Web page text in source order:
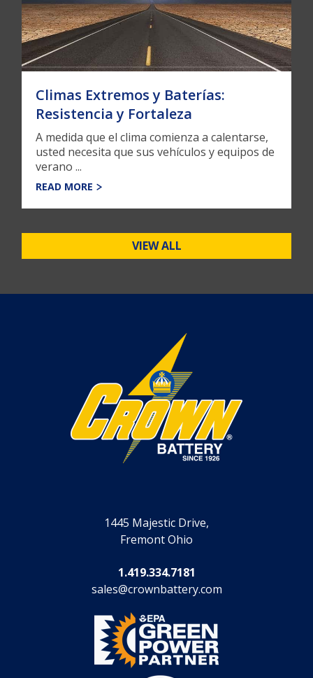
Climas Extremos y Baterías:
Resistencia y Fortaleza
A medida que el clima comienza a calentarse,
usted necesita que sus vehículos y equipos de
verano ...
READ MORE
VIEW ALL
1445 Majestic Drive,
Fremont Ohio
1.419.334.7181
sales@crownbattery.com